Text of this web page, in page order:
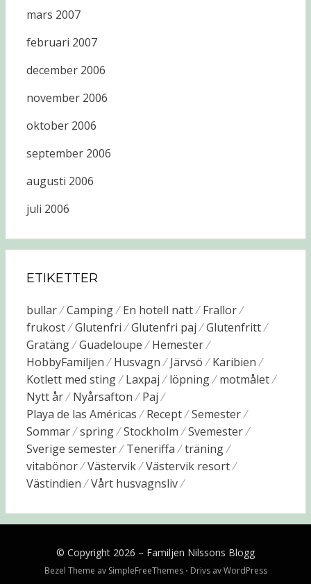
mars 2007
februari 2007
december 2006
november 2006
oktober 2006
september 2006
augusti 2006
juli 2006
ETIKETTER
bullar Camping En hotell natt
Frallor
frukost
Glutenfri Glutenfri paj
Glutenfritt
Gratäng
Guadeloupe
Hemester
HobbyFamiljen
Husvagn Järvsö
Karibien
Kotlett med sting
Laxpaj löpning
motmålet
Nytt år
Nyårsafton
Paj
Playa de las Américas
Recept
Semester
Sommar
spring Stockholm
Svemester
Sverige semester
Teneriffa
träning
vitabönor
Västervik
Västervik resort
Västindien
Vårt husvagnsliv
© Copyright 2026 – Familjen Nilssons Blogg
Bezel Theme av SimpleFreeThemes ⋅ Drivs avWordPress